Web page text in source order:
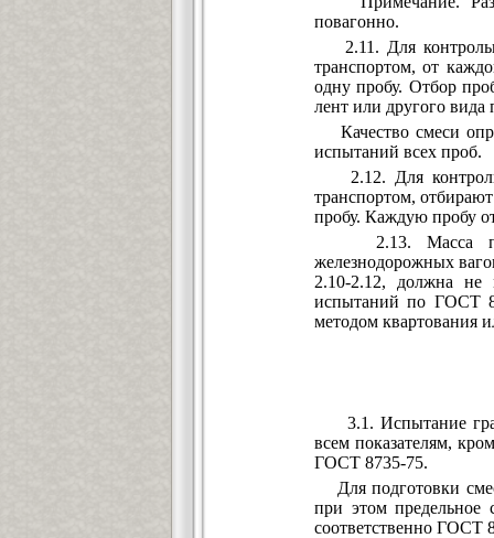
повагонно.
2.11. Для
транспортом, от
одну пробу. Отбор
лент или другого вида
Качество смеси
испытаний всех проб.
2.12. Для
транспортом,
пробу. Каждую пробу
2.13. Масса
железнодорожных
2.10-2.12, должна
испытаний по ГОСТ
методом квартования
3.1. Испытание
всем показателям,
ГОСТ 8735-75.
Для подготовки
при этом предельное
соответственно ГОСТ